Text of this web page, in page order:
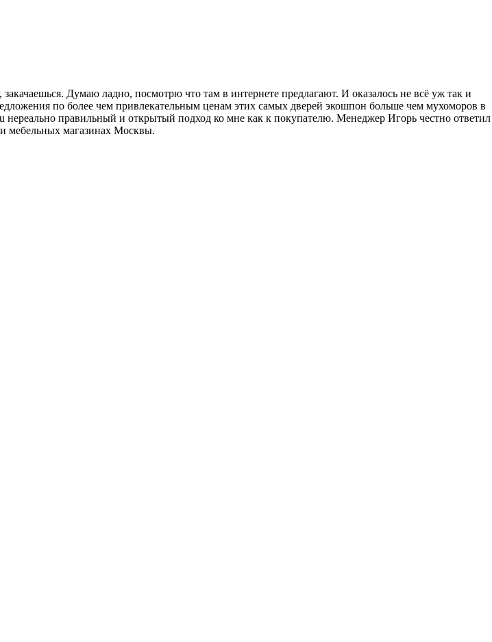
Думаю ладно, посмотрю что там в интернете предлагают. И оказалось не всё уж так и
по более чем привлекательным ценам этих самых дверей экошпон больше чем мухоморов в
правильный и открытый подход ко мне как к покупателю. Менеджер Игорь честно ответил
мебельных магазинах Москвы.